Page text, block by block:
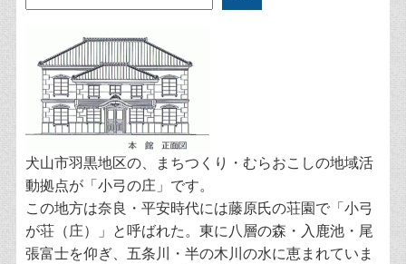
犬山市羽黒地区の、まちつくり・むらおこしの地域活
動拠点が「小弓の庄」です。
この地方は奈良・平安時代には藤原氏の荘園で「小弓
が荘（庄）」と呼ばれた。東に八層の森・入鹿池・尾
張富士を仰ぎ、五条川・半の木川の水に恵まれていま